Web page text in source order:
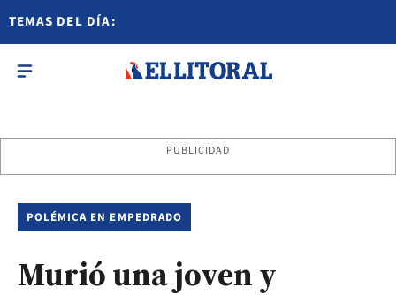
TEMAS DEL DÍA:
PUBLICIDAD
POLÉMICA EN EMPEDRADO
Murió una joven y